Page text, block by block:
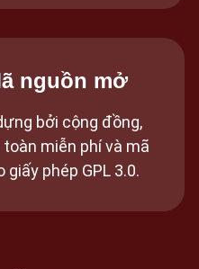
nguồn mở
bởi cộng đồng,
miễn phí và mã
phép GPL 3.0.